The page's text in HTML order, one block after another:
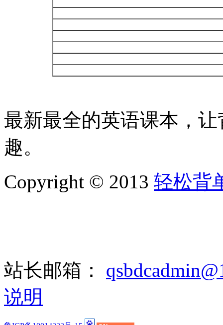
最新最全的英语课本，
趣。
Copyright © 2013 轻松背
站长邮箱：
说明